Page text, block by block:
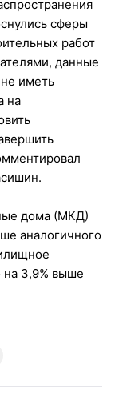
сферы
работ
данные
иметь
на
дома (МКД)
аналогичного
на 3,9% выше